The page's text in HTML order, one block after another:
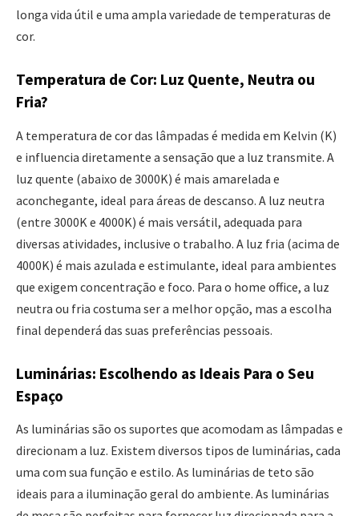
longa vida útil e uma ampla variedade de temperaturas de
cor.
Temperatura de Cor: Luz Quente, Neutra ou
Fria?
A temperatura de cor das lâmpadas é medida em Kelvin (K)
e influencia diretamente a sensação que a luz transmite. A
luz quente (abaixo de 3000K) é mais amarelada e
aconchegante, ideal para áreas de descanso. A luz neutra
(entre 3000K e 4000K) é mais versátil, adequada para
diversas atividades, inclusive o trabalho. A luz fria (acima de
4000K) é mais azulada e estimulante, ideal para ambientes
que exigem concentração e foco. Para o home office, a luz
neutra ou fria costuma ser a melhor opção, mas a escolha
final dependerá das suas preferências pessoais.
Luminárias: Escolhendo as Ideais Para o Seu
Espaço
As luminárias são os suportes que acomodam as lâmpadas e
direcionam a luz. Existem diversos tipos de luminárias, cada
uma com sua função e estilo. As luminárias de teto são
ideais para a iluminação geral do ambiente. As luminárias